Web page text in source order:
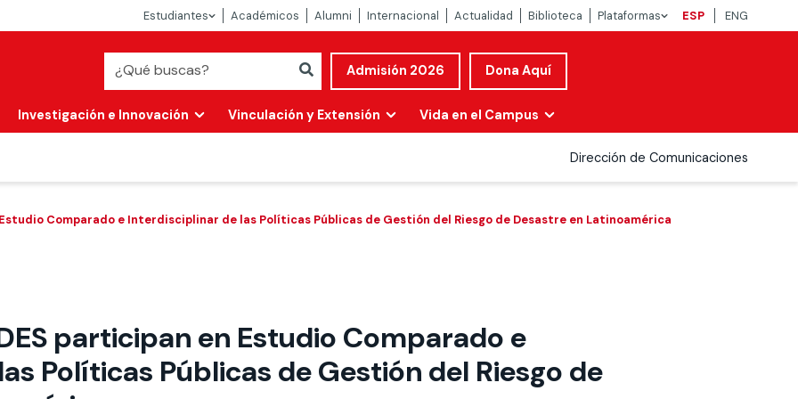
Estudiantes Académicos Alumni Internacional Actualidad Biblioteca Plataformas ESP ENG
Admisión 2026 Dona Aquí
Investigación e Innovación Vinculación y Extensión Vida en el Campus
Dirección de Comunicaciones
Comparado e Interdisciplinar de las Políticas Públicas de Gestión del Riesgo de Desastre en Latinoamérica
participan en Estudio Comparado e
Políticas Públicas de Gestión del Riesgo de